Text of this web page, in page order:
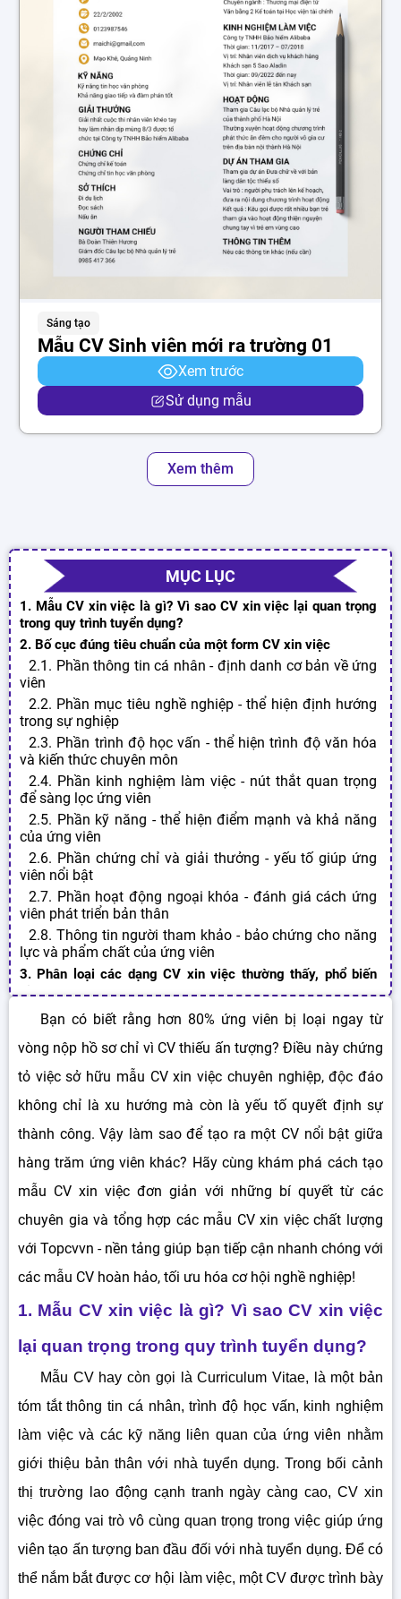
Sáng tạo
Mẫu CV Sinh viên mới ra trường 01
Xem trước
Sử dụng mẫu
Xem thêm
MỤC LỤC
1. Mẫu CV xin việc là gì? Vì sao CV xin việc lại quan trọng
trong quy trình tuyển dụng?
2. Bố cục đúng tiêu chuẩn của một form CV xin việc
2.1. Phần thông tin cá nhân - định danh cơ bản về ứng
viên
2.2. Phần mục tiêu nghề nghiệp - thể hiện định hướng
trong sự nghiệp
2.3. Phần trình độ học vấn - thể hiện trình độ văn hóa
và kiến thức chuyên môn
2.4. Phần kinh nghiệm làm việc - nút thắt quan trọng
để sàng lọc ứng viên
2.5. Phần kỹ năng - thể hiện điểm mạnh và khả năng
của ứng viên
2.6. Phần chứng chỉ và giải thưởng - yếu tố giúp ứng
viên nổi bật
2.7. Phần hoạt động ngoại khóa - đánh giá cách ứng
viên phát triển bản thân
2.8. Thông tin người tham khảo - bảo chứng cho năng
lực và phẩm chất của ứng viên
3. Phân loại các dạng CV xin việc thường thấy, phổ biến
hiện nay
3.1. Phân loại CV xin việc dựa trên các nhóm ngành
nghề
3.1.1. CV xin việc nhóm ngành truyền thông
3.1.2. CV xin việc nhóm ngành công nghệ
và quản lý
3.1.4. CV xin việc nhóm ngành y tế
3.1.5. CV xin việc nhóm ngành giáo dục
3.1.6. Curriculum Vitae mẫu nhóm ngành dịch vụ, du lịch
và khách sạn
3.1.7. CV xin việc nhóm ngành kỹ thuật - xây dựng
3.1.9. CV xin việc nhóm ngành Kế toán - Kiểm toán
3.1.10. CV xin việc nhóm ngành Thiết kế
3.2. Phân loại CV xin việc dựa trên đặc thù thiết kế
4. Cách sử dụng màu sắc để thiết kế các mẫu CV đẹp,
chuyên nghiệp
5. Làm cách nào để tạo CV xin việc miễn phí một cách
nhanh chóng, dễ dàng nhất?
6. Tính năng tạo lập CV xin việc của website Topcvvn.com
Bạn có biết rằng hơn 80% ứng viên bị loại ngay từ
vòng nộp hồ sơ chỉ vì CV thiếu ấn tượng? Điều này chứng
tỏ việc sở hữu mẫu CV xin việc chuyên nghiệp, độc đáo
không chỉ là xu hướng mà còn là yếu tố quyết định sự
thành công. Vậy làm sao để tạo ra một CV nổi bật giữa
hàng trăm ứng viên khác? Hãy cùng khám phá cách tạo
mẫu CV xin việc đơn giản với những bí quyết từ các
chuyên gia và tổng hợp các mẫu CV xin việc chất lượng
với Topcvvn - nền tảng giúp bạn tiếp cận nhanh chóng với
các mẫu CV hoàn hảo, tối ưu hóa cơ hội nghề nghiệp!
1. Mẫu CV xin việc là gì? Vì sao CV xin việc
lại quan trọng trong quy trình tuyển dụng?
Mẫu CV hay còn gọi là Curriculum Vitae, là một bản
tóm tắt thông tin cá nhân, trình độ học vấn, kinh nghiệm
làm việc và các kỹ năng liên quan của ứng viên nhằm
giới thiệu bản thân với nhà tuyển dụng. Trong bối cảnh
thị trường lao động cạnh tranh ngày càng cao, CV xin
việc đóng vai trò vô cùng quan trọng trong việc giúp ứng
viên tạo ấn tượng ban đầu đối với nhà tuyển dụng. Để có
thể nắm bắt được cơ hội làm việc, một CV được trình bày